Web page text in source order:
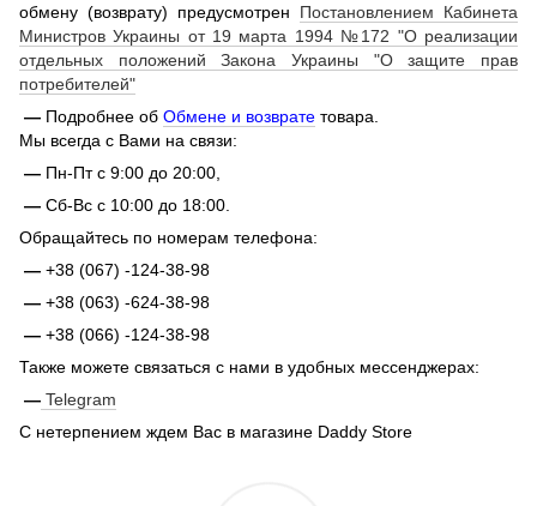
обмену (возврату) предусмотрен Постановлением Кабинета
Министров Украины от 19 марта 1994 №172 "О реализации
отдельных положений Закона Украины "О защите прав
потребителей"
— Подробнее об Обмене и возврате товара.
Мы всегда с Вами на связи:
— Пн-Пт с 9:00 до 20:00,
— Сб-Вс с 10:00 до 18:00.
Обращайтесь по номерам телефона:
— +38 (067) -124-38-98
— +38 (063) -624-38-98
— +38 (066) -124-38-98
Также можете связаться с нами в удобных мессенджерах:
— Telegram
С нетерпением ждем Вас в магазине Daddy Store